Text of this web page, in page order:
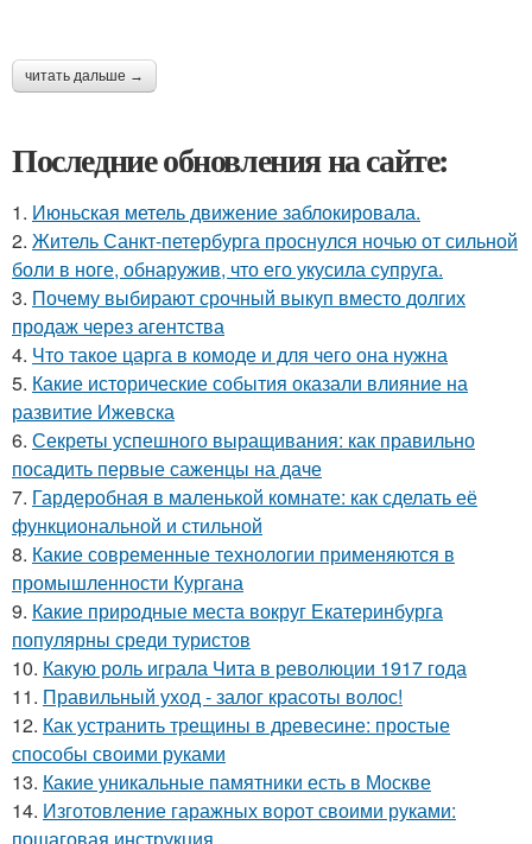
читать дальше →
Последние обновления на сайте:
1. Июньская метель движение заблокировала.
2. Житель Санкт-петербурга проснулся ночью от сильной
боли в ноге, обнаружив, что его укусила супруга.
3. Почему выбирают срочный выкуп вместо долгих
продаж через агентства
4. Что такое царга в комоде и для чего она нужна
5. Какие исторические события оказали влияние на
развитие Ижевска
6. Секреты успешного выращивания: как правильно
посадить первые саженцы на даче
7. Гардеробная в маленькой комнате: как сделать её
функциональной и стильной
8. Какие современные технологии применяются в
промышленности Кургана
9. Какие природные места вокруг Екатеринбурга
популярны среди туристов
10. Какую роль играла Чита в революции 1917 года
11. Правильный уход - залог красоты волос!
12. Как устранить трещины в древесине: простые
способы своими руками
13. Какие уникальные памятники есть в Москве
14. Изготовление гаражных ворот своими руками: